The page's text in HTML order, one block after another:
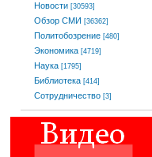
Новости [30593]
Обзор СМИ [36362]
Политобозрение [480]
Экономика [4719]
Наука [1795]
Библиотека [414]
Сотрудничество [3]